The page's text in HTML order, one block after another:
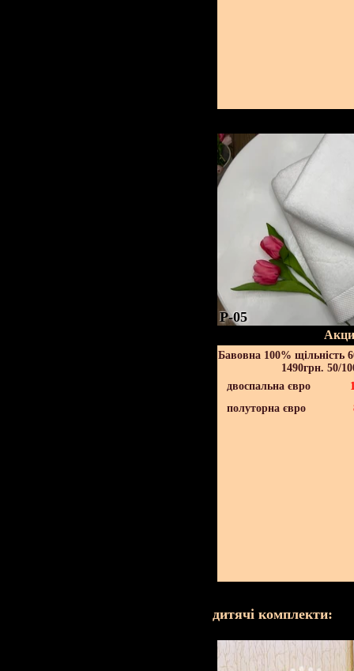
P-05
Бавовна 100% щільність
1490грн. 50/
двоспальна євро
полуторна євро
дитячі комплекти: